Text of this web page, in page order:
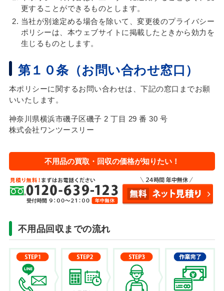
更することができるものとします。
当社が別途定める場合を除いて、変更後のプライバシー
ポリシーは、本ウェブサイトに掲載したときから効力を
生じるものとします。
第１０条（お問い合わせ窓口）
本ポリシーに関するお問い合わせは、下記の窓口までお願
いいたします。
神奈川県横浜市磯子区磯子 2 丁目 29 番 30 号
株式会社ワンツースリー
不用品の買取・回収の価格が知りたい！
不用品回収までの流れ